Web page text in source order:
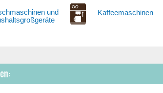
und
Kaffeemaschinen